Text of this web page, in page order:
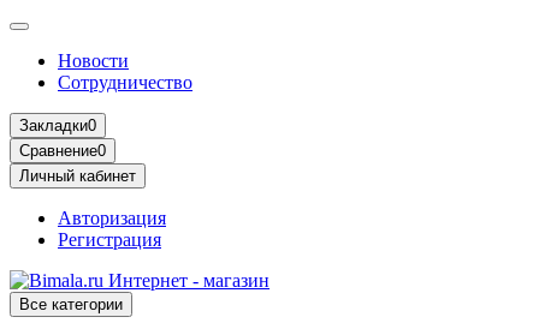
Новости
Сотрудничество
Закладки0
Сравнение0
Личный кабинет
Авторизация
Регистрация
Все категории